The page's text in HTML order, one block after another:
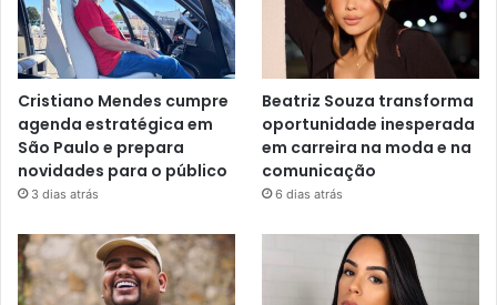
Cristiano Mendes cumpre
agenda estratégica em
São Paulo e prepara
novidades para o público
3 dias atrás
Beatriz Souza transforma
oportunidade inesperada
em carreira na moda e na
comunicação
6 dias atrás